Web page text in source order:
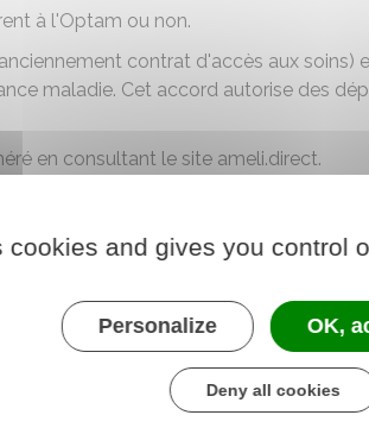
à l'Optam ou non.
contrat d'accès aux soins)
maladie. Cet accord autorise des
en consultant le site ameli.direct.
(régulier)
(ponctuel)
cookies and gives you control
Personalize OK,
Deny all cookies